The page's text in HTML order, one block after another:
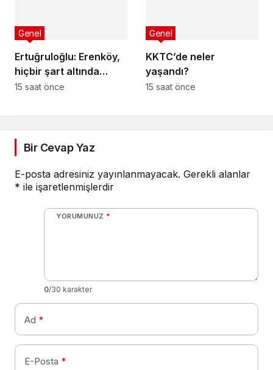
Ertuğruloğlu: Erenköy,
hiçbir şart altında
esareti kabul
Genel
15 saat önce
KKTC’de neler
yaşandı?
Genel
15 saat önce
Bir Cevap Yaz
E-posta adresiniz yayınlanmayacak. Gerekli alanlar
* ile işaretlenmişlerdir
YORUMUNUZ *
0/30 karakter
Ad *
E-Posta *